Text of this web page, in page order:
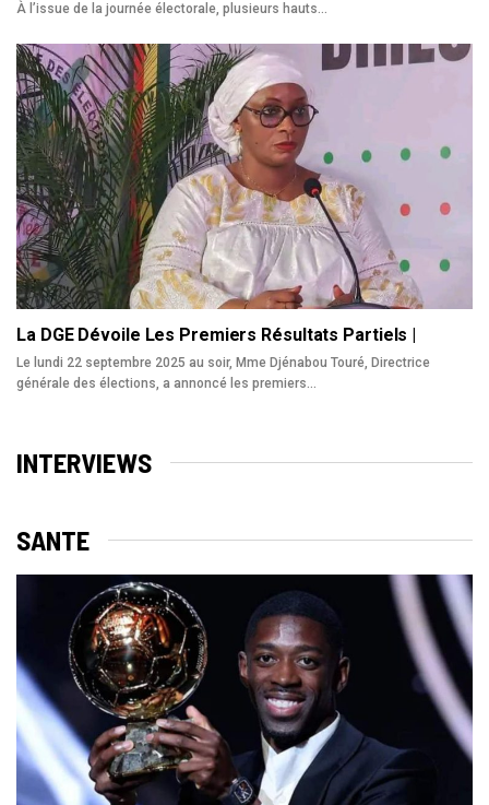
À l’issue de la journée électorale, plusieurs hauts…
La DGE Dévoile Les Premiers Résultats Partiels |
Le lundi 22 septembre 2025 au soir, Mme Djénabou Touré, Directrice
générale des élections, a annoncé les premiers…
INTERVIEWS
SANTE